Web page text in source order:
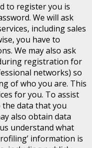
to register you is
We will ask
including sales
you have to
We may also ask
registration for
networks) so
of who you are. This
for you. To assist
data that you
also obtain data
understand what
information is